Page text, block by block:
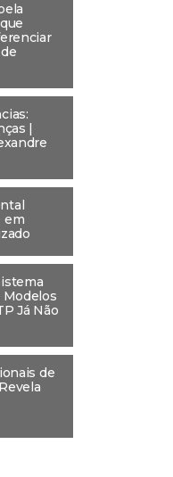
|
em
Modelos
Já Não
de